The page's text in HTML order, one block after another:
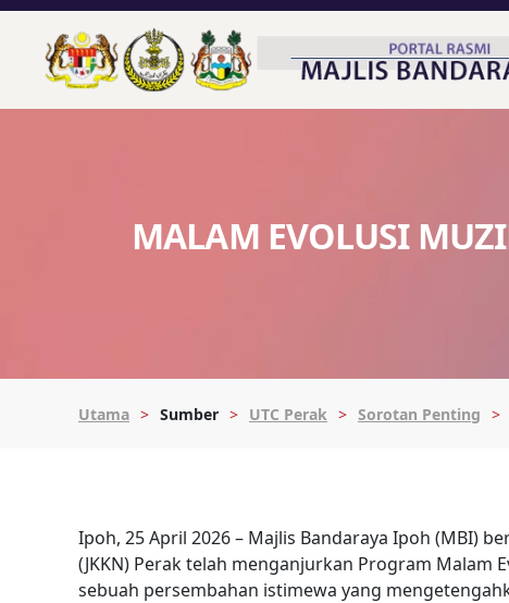
MALAM EVOLUSI
Utama Sumber UTC Perak Sorotan Penting
Ipoh, 25 April 2026 – Majlis Bandaraya Ipoh (MBI)
(JKKN) Perak telah menganjurkan Program Malam
sebuah persembahan istimewa yang